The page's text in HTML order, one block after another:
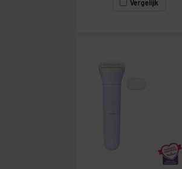
Vergelijk